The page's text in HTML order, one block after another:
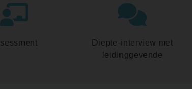
Diepte-interview met
leidinggevende